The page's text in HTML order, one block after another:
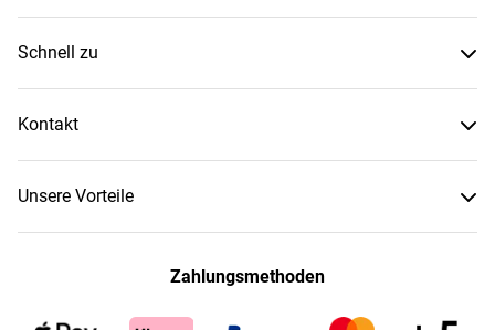
Schnell zu
Kontakt
Unsere Vorteile
Zahlungsmethoden